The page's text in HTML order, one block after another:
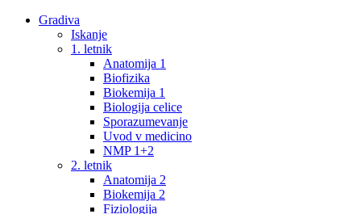
Gradiva
Iskanje
1. letnik
Anatomija 1
Biofizika
Biokemija 1
Biologija celice
Sporazumevanje
Uvod v medicino
NMP 1+2
2. letnik
Anatomija 2
Biokemija 2
Fiziologija